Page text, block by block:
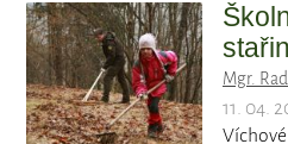
Mgr.
11. 04.